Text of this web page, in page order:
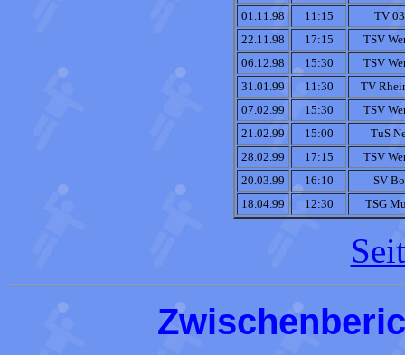
01.11.98
11:15
TV
22.11.98
17:15
TSV
06.12.98
15:30
TSV
31.01.99
11:30
TV
07.02.99
15:30
TSV
21.02.99
15:00
TuS
28.02.99
17:15
TSV
20.03.99
16:10
SV
18.04.99
12:30 TSG